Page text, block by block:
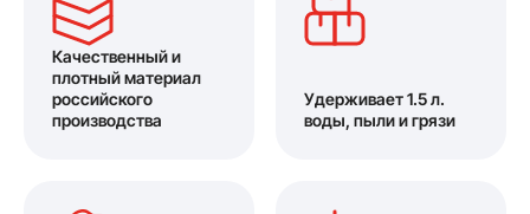
Качественный и
плотный материал
российского
производства
Удерживает 1.5 л.
воды, пыли и грязи